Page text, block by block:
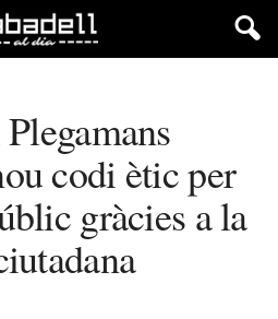
codi ètic per
gràcies a la